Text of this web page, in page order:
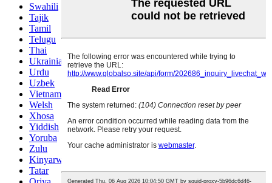
Swahili
Tajik
Tamil
Telugu
Thai
Ukrainian
Urdu
Uzbek
Vietnamese
Welsh
Xhosa
Yiddish
Yoruba
Zulu
Kinyarwanda
Tatar